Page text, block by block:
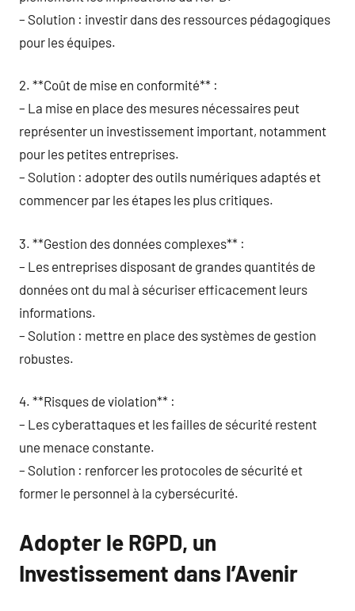
– Solution : investir dans des ressources pédagogiques
pour les équipes.
2. **Coût de mise en conformité** :
– La mise en place des mesures nécessaires peut
représenter un investissement important, notamment
pour les petites entreprises.
– Solution : adopter des outils numériques adaptés et
commencer par les étapes les plus critiques.
3. **Gestion des données complexes** :
– Les entreprises disposant de grandes quantités de
données ont du mal à sécuriser efficacement leurs
informations.
– Solution : mettre en place des systèmes de gestion
robustes.
4. **Risques de violation** :
– Les cyberattaques et les failles de sécurité restent
une menace constante.
– Solution : renforcer les protocoles de sécurité et
former le personnel à la cybersécurité.
Adopter le RGPD, un
Investissement dans l’Avenir